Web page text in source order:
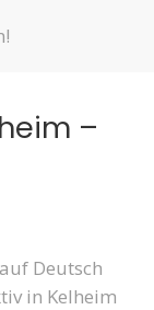
–
Deutsch
in Kelheim